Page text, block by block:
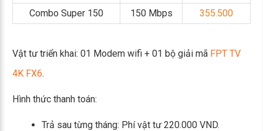
Combo Super 150
150 Mbps 355.500
Vật tư triển khai: 01 Modem wifi + 01 bộ giải mã FPT TV
4K FX6.
Hình thức thanh toán:
Trả sau từng tháng: Phí vật tư 220.000 VND.